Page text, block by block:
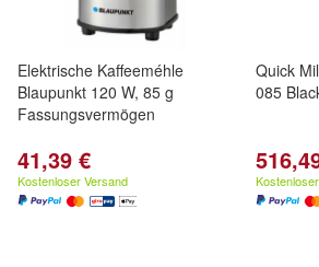
Elektrische Kaffeeméhle
Blaupunkt 120 W, 85 g
Fassungsvermögen
41,39 €
Kostenloser Versand
Quick
085